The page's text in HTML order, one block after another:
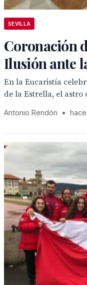
SEVILLA
Coronación
Ilusión ante
En la Eucaristía
de la Estrella, el astro
Antonio Rendón •